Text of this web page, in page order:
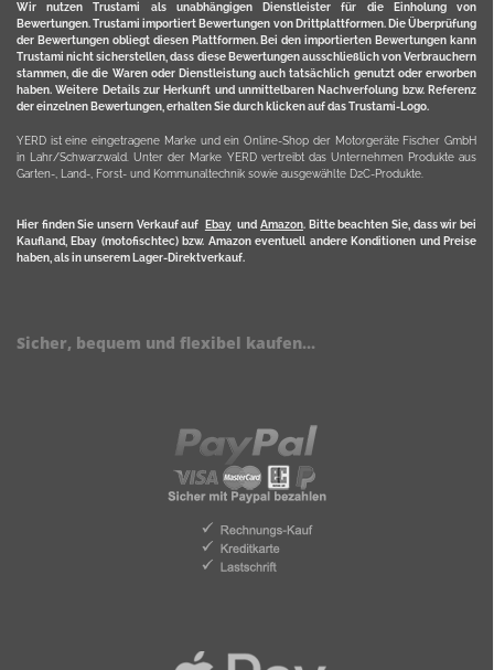
Wir nutzen Trustami als unabhängigen Dienstleister für die Einholung von
Bewertungen. Trustami importiert Bewertungen von Drittplattformen. Die Überprüfung
der Bewertungen obliegt diesen Plattformen. Bei den importierten Bewertungen kann
Trustami nicht sicherstellen, dass diese Bewertungen ausschließlich von Verbrauchern
stammen, die die Waren oder Dienstleistung auch tatsächlich genutzt oder erworben
haben. Weitere Details zur Herkunft und unmittelbaren Nachverfolung bzw. Referenz
der einzelnen Bewertungen, erhalten Sie durch klicken auf das Trustami-Logo.
YERD ist eine eingetragene Marke und ein Online-Shop der Motorgeräte Fischer GmbH
in Lahr/Schwarzwald. Unter der Marke YERD vertreibt das Unternehmen Produkte aus
Garten-, Land-, Forst- und Kommunaltechnik sowie ausgewählte D2C-Produkte.
Hier finden Sie unsern Verkauf auf Ebayund Amazon. Bitte beachten Sie, dass wir bei
Kaufland, Ebay (motofischtec) bzw. Amazon eventuell andere Konditionen und Preise
haben, als in unserem Lager-Direktverkauf.
Sicher, bequem und flexibel kaufen...